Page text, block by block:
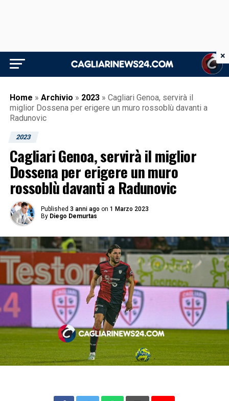
Home » Archivio » 2023 » Cagliari Genoa, servirà il
miglior Dossena per erigere un muro rossoblù davanti a
Radunovic
2023
Cagliari Genoa, servirà il miglior
Dossena per erigere un muro
rossoblù davanti a Radunovic
Published 3 anni ago on 1 Marzo 2023
By Diego Demurtas
×